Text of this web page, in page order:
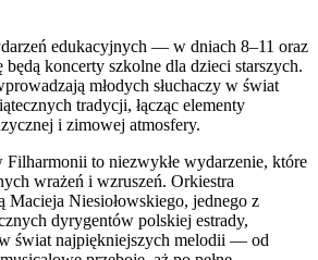
edukacyjnych — w dniach 8–11 oraz
koncerty szkolne dla dzieci starszych.
młodych słuchaczy w świat
tradycji, łącząc elementy
i zimowej atmosfery.
to niezwykłe wydarzenie, które
wrażeń i wzruszeń. Orkiestra
Macieja Niesiołowskiego, jednego z
dyrygentów polskiej estrady,
świat najpiękniejszych melodii — od